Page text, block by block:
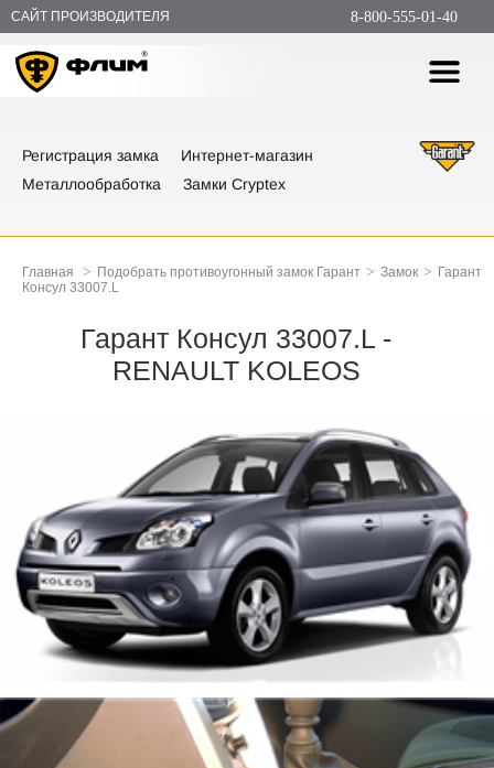
САЙТ ПРОИЗВОДИТЕЛЯ 8-800-555-01-40
Регистрация замка
Интернет-магазин
Металлообработка
Замки Cryptex
Главная > Подобрать противоугонный замок Гарант > Замок > Гарант
Консул 33007.L
Гарант Консул 33007.L -
RENAULT KOLEOS